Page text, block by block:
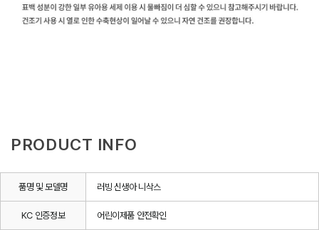
PRODUCT INFO
품명 및 모델명 러빙 신생아 니삭스
KC 인증정보 어린이제품 안전확인